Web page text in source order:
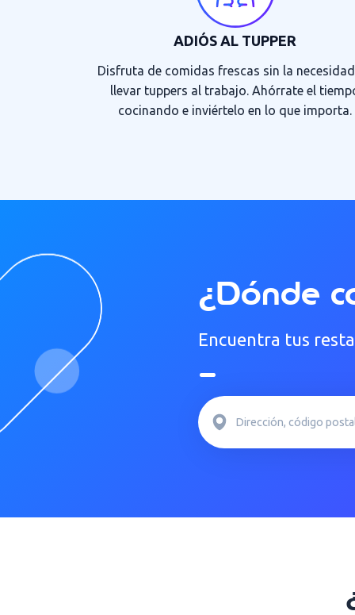
ADIÓS AL TUPPER
Disfruta de comidas frescas sin la
llevar tuppers al trabajo. Ahórrate el
cocinando e inviértelo en lo que importa.
¿Dónde
Encuentra tus